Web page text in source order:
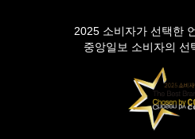
2025 소비자가 선택한
중앙일보 소비자의 선